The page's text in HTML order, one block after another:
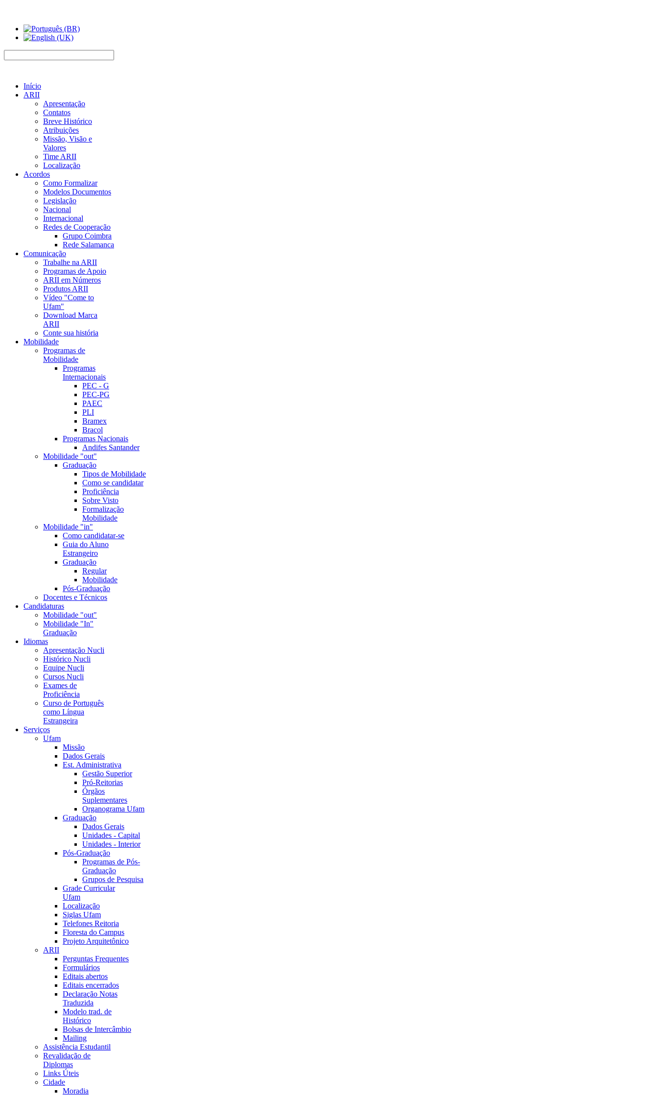
Início
ARII
Apresentação
Contatos
Breve Histórico
Atribuições
Missão, Visão e
Valores
Time ARII
Localização
Acordos
Como Formalizar
Modelos Documentos
Legislação
Nacional
Internacional
Redes de Cooperação
Grupo Coimbra
Rede Salamanca
Comunicação
Trabalhe na ARII
Programas de Apoio
ARII em Números
Produtos ARII
Vídeo "Come to
Ufam"
Download Marca
ARII
Conte sua história
Mobilidade
Programas de
Mobilidade
Programas
Internacionais
PEC - G
PEC-PG
PAEC
PLI
Bramex
Bracol
Programas Nacionais
Andifes Santander
Mobilidade "out"
Graduação
Tipos de Mobilidade
Como se candidatar
Proficiência
Sobre Visto
Formalização
Mobilidade
Mobilidade "in"
Como candidatar-se
Guia do Aluno
Estrangeiro
Graduação
Regular
Mobilidade
Pós-Graduação
Docentes e Técnicos
Candidaturas
Mobilidade "out"
Mobilidade "In"
Graduação
Idiomas
Apresentação Nucli
Histórico Nucli
Equipe Nucli
Cursos Nucli
Exames de
Proficiência
Curso de Português
como Língua
Estrangeira
Serviços
Ufam
Missão
Dados Gerais
Est. Administrativa
Gestão Superior
Pró-Reitorias
Órgãos
Suplementares
Organograma Ufam
Graduação
Dados Gerais
Unidades - Capital
Unidades - Interior
Pós-Graduação
Programas de Pós-
Graduação
Grupos de Pesquisa
Grade Curricular
Ufam
Localização
Siglas Ufam
Telefones Reitoria
Floresta do Campus
Projeto Arquitetônico
ARII
Perguntas Frequentes
Formulários
Editais abertos
Editais encerrados
Declaração Notas
Traduzida
Modelo trad. de
Histórico
Bolsas de Intercâmbio
Mailing
Assistência Estudantil
Revalidação de
Diplomas
Links Úteis
Cidade
Moradia